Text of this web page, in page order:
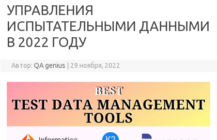
УПРАВЛЕНИЯ
ИСПЫТАТЕЛЬНЫМИ ДАННЫМИ
В 2022 ГОДУ
Автор: QA genius 29 ноября, 2022